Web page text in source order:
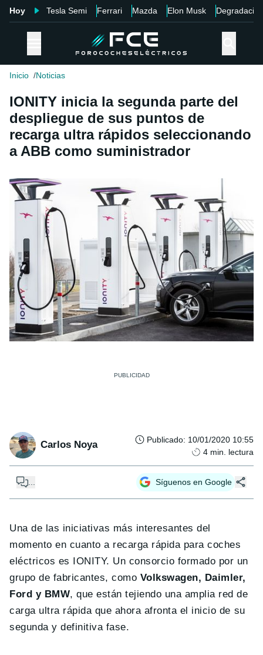
Hoy Tesla Semi Ferrari Mazda Elon Musk Degradación
Inicio Noticias
IONITY inicia la segunda parte del
despliegue de sus puntos de
recarga ultra rápidos seleccionando
a ABB como suministrador
Carlos Noya Publicado: 10/01/2020 10:55
4 min. lectura
Síguenos en Google
Una de las iniciativas más interesantes del
momento en cuanto a recarga rápida para coches
eléctricos es IONITY. Un consorcio formado por un
grupo de fabricantes, como Volkswagen, Daimler,
Ford y BMW, que están tejiendo una amplia red de
carga ultra rápida que ahora afronta el inicio de su
segunda y definitiva fase.